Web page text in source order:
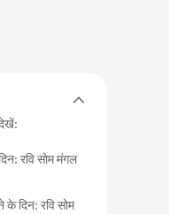
रवि सोम मंगल
दिन: रवि सोम